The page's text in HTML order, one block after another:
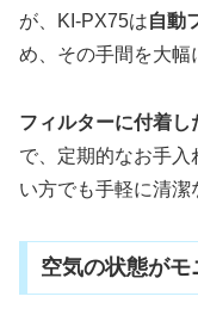
が、KI-PX75は自動
め、その手間を大幅
フィルターに付着
で、定期的なお手入
い方でも手軽に清潔
空気の状態が